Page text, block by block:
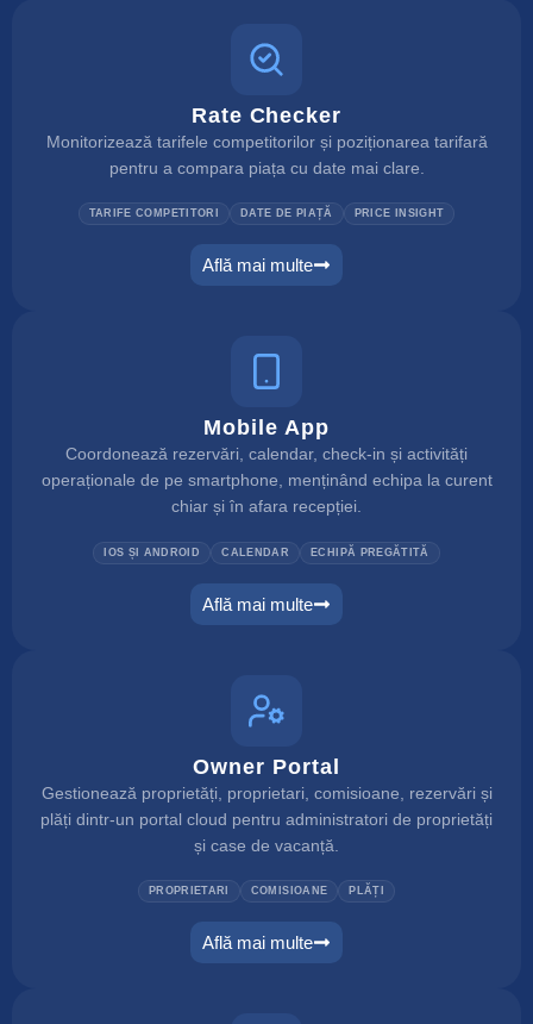
Rate Checker
Monitorizează tarifele competitorilor și poziționarea tarifară
pentru a compara piața cu date mai clare.
TARIFE COMPETITORI DATE DE PIAȚĂ PRICE INSIGHT
Află mai multe
rate checker
Mobile App
Coordonează rezervări, calendar, check-in și activități
operaționale de pe smartphone, menținând echipa la curent
chiar și în afara recepției.
IOS ȘI ANDROID CALENDAR ECHIPĂ PREGĂTITĂ
Află mai multe
mobile app
Owner Portal
Gestionează proprietăți, proprietari, comisioane, rezervări și
plăți dintr-un portal cloud pentru administratori de proprietăți
și case de vacanță.
PROPRIETARI COMISIOANE PLĂȚI
Află mai multe
owner portal